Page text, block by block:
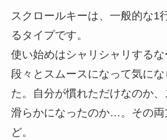
スクロールキーは、一般的な1
るタイプです。
使い始めはシャリシャリするな
段々とスムースになって気に
た。自分が慣れただけなのか
滑らかになったのか…。その両
ど。